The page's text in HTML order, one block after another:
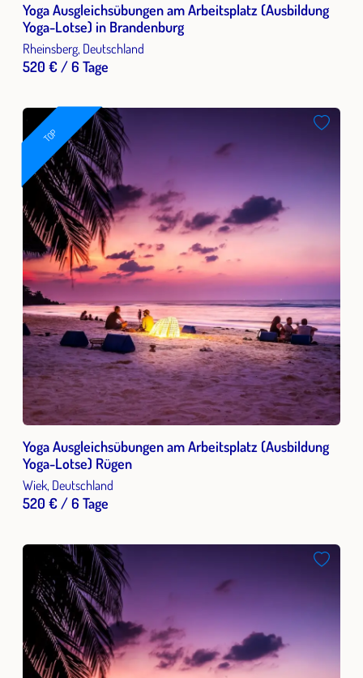
Yoga Ausgleichsübungen am Arbeitsplatz (Ausbildung
Yoga-Lotse) in Brandenburg
Rheinsberg, Deutschland
520 € / 6 Tage
TOP
Yoga Ausgleichsübungen am Arbeitsplatz (Ausbildung
Yoga-Lotse) Rügen
Wiek, Deutschland
520 € / 6 Tage